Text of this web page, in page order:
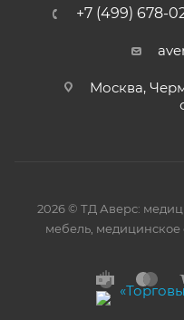
+7 (499) 678-
Москва,
2026 © ТД Аверс:
мебель,